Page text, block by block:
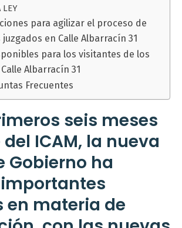
para agilizar el proceso de
juzgados en Calle Albarracín 31
para los visitantes de los
Albarracín 31
Frecuentes
seis meses
ICAM, la nueva
Gobierno ha
en materia de